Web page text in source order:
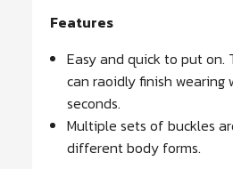
Features
Easy and quick to put on.
can raoidly finish wearing
seconds.
Multiple sets of buckles
different body forms.